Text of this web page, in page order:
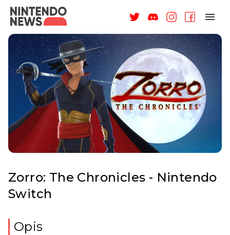
NAGRODY
NEWSY
RECENZJE
ARTYKUŁY
WSPARCIE
ZALOGUJ
Zorro: The Chronicles - Nintendo
Switch
Opis